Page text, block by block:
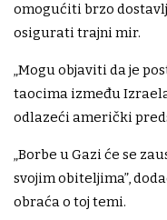
omogućiti brzo
osigurati trajni mir.
„Mogu objaviti da je
taocima između
odlazeći američki
„Borbe u Gazi će se
svojim obiteljima”,
obraća o toj temi.